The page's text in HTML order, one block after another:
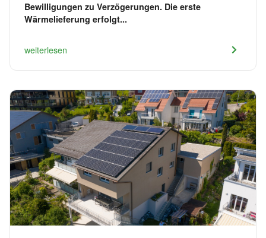
Bewilligungen zu Verzögerungen. Die erste
Wärmelieferung erfolgt...
weiterlesen